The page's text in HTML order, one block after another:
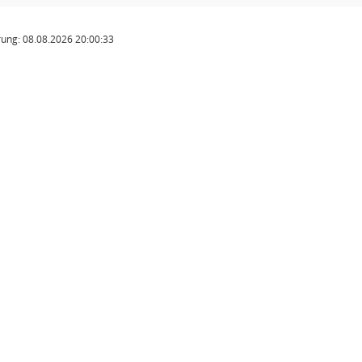
08.08.2026 20:00:33